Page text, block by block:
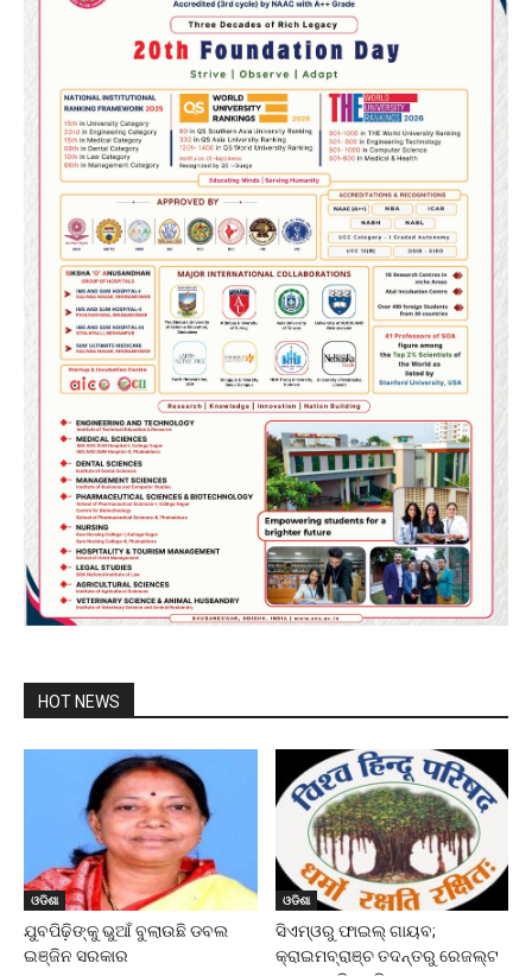
HOT NEWS
ଓଡିଶା
ଯୁବପିଢ଼ିଙ୍କୁ ଭୁଆଁ ବୁଲାଉଛି ଡବଲ
ଇଞ୍ଜିନ ସରକାର
ଓଡିଶା
ସିଏମ୍‌ଓରୁ ଫାଇଲ୍‌ ଗାୟବ;
କ୍ରାଇମବ୍ରାଞ୍ଚ ତଦନ୍ତରୁ ରେଜଲ୍ଟ